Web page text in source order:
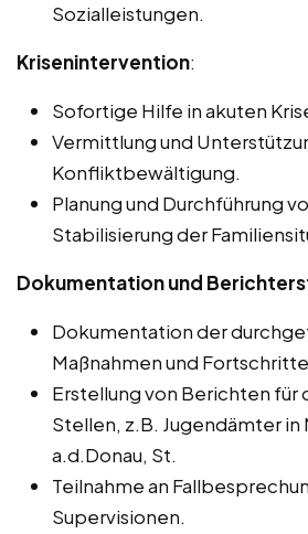
Sozialleistungen.
Krisenintervention:
Sofortige Hilfe in akuten
Vermittlung und
Konfliktbewältigung.
Planung und Durchführung
Stabilisierung der
Dokumentation und
Dokumentation der
Maßnahmen und
Erstellung von Berichten für
Stellen, z.B. Jugendämter in
a.d.Donau, St.
Teilnahme an
Supervisionen.